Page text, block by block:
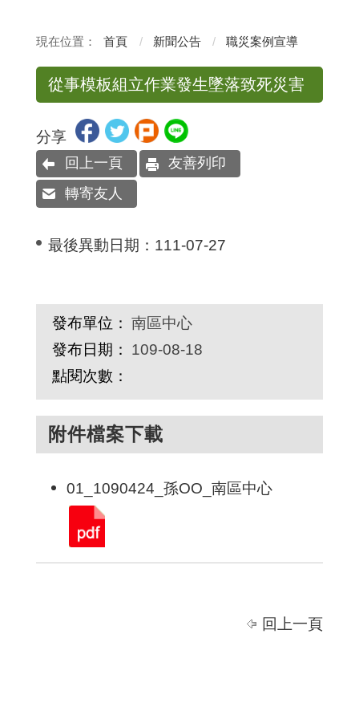
首頁 新聞公告 職災案例宣導
從事模板組立作業發生墜落致死災害
分享
回上一頁
友善列印
轉寄友人
最後異動日期： 111-07-27
發布單位： 南區中心
發布日期：
109-08-18
點閱次數：
附件檔案下載
01_1090424_孫OO_南區中心
回上一頁